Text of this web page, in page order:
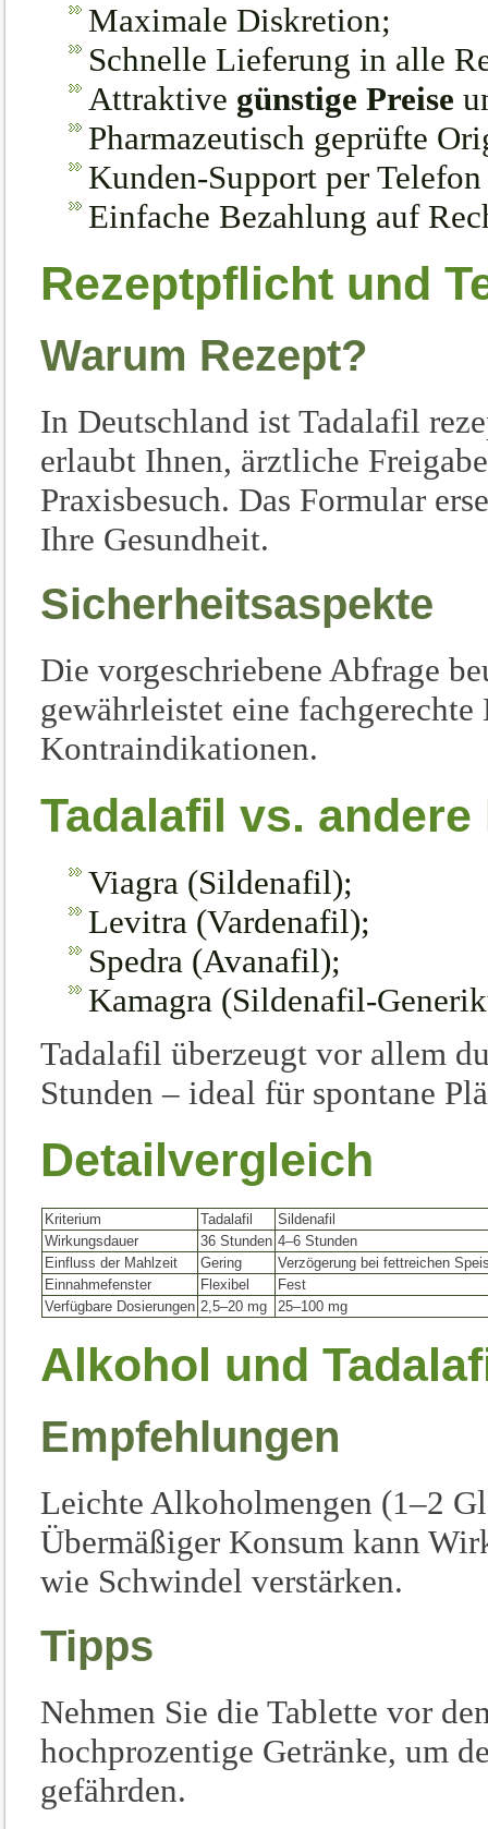
Maximale Diskretion;
Schnelle Lieferung in alle
Attraktive günstige Preise
Pharmazeutisch geprüfte
Kunden-Support per
Einfache Bezahlung auf
Rezeptpflicht und
Warum Rezept?
In Deutschland ist Tadalafil
erlaubt Ihnen, ärztliche
Praxisbesuch. Das Formular
Ihre Gesundheit.
Sicherheitsaspekte
Die vorgeschriebene Abfrage
gewährleistet eine
Kontraindikationen.
Tadalafil vs. andere
Viagra (Sildenafil);
Levitra (Vardenafil);
Spedra (Avanafil);
Kamagra (Sildenafil-
Tadalafil überzeugt vor allem
Stunden – ideal für spontane
Detailvergleich
Kriterium Tadalafil
Sildenafil
Wirkungsdauer
36 Stunden 4–6 Stunden
Einfluss der Mahlzeit
Gering
Verzögerung bei fettreichen
Einnahmefenster
Flexibel
Fest
Verfügbare Dosierungen 2,5–20 mg 25–100 mg
Alkohol und
Empfehlungen
Leichte Alkoholmengen (1–2
Übermäßiger Konsum kann
wie Schwindel verstärken.
Tipps
Nehmen Sie die Tablette vor
hochprozentige Getränke, um
gefährden.